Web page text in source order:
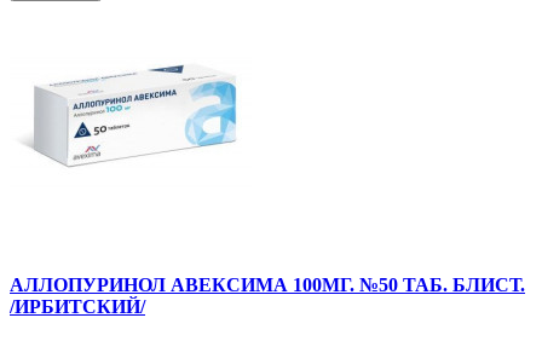
АЛЛОПУРИНОЛ АВЕКСИМА 100МГ. №50 ТАБ. БЛИСТ.
/ИРБИТСКИЙ/